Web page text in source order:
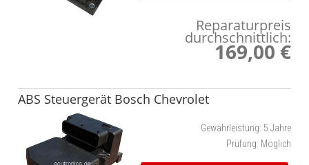
Reparaturpreis
durchschnittlich:
169,00 €
ABS Steuergerät Bosch Chevrolet
Gewährleistung: 5 Jahre
Prüfung: Möglich